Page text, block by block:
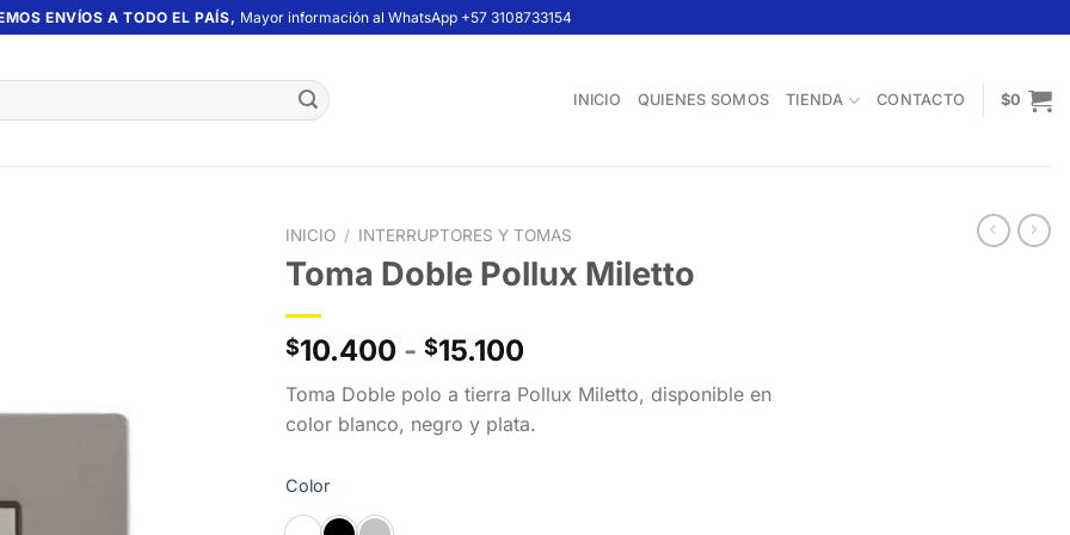
ENVÍOS A TODO EL PAÍS, Mayor información al WhatsApp +57 3108733154
INICIO QUIENES SOMOS TIENDA CONTACTO $0
INICIO / INTERRUPTORES Y TOMAS
Toma Doble Pollux Miletto
$10.400 - $15.100
precios:
desde
Toma Doble polo a tierra Pollux Miletto, disponible en
color blanco, negro y plata.
Color